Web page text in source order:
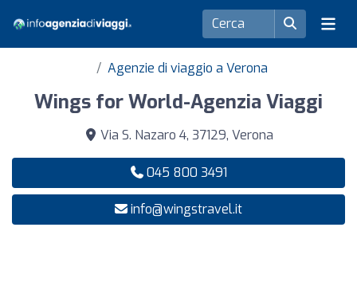
Agenzie di viaggio a Verona
Wings for World-Agenzia Viaggi
Via S. Nazaro 4, 37129, Verona
045 800 3491
info@wingstravel.it